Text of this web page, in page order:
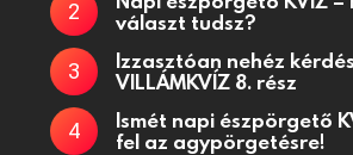
választ tudsz?
Izzasztóan nehéz
VILLÁMKVÍZ 8. rész
Ismét napi észpörgető
fel az agypörgetésre!